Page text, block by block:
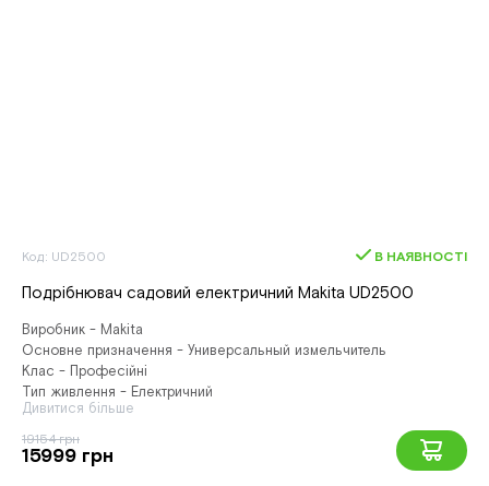
Код: UD2500 В НАЯВНОСТІ
Подрібнювач садовий електричний Makita UD2500
Виробник - Makita
Основне призначення - Универсальный измельчитель
Клас - Професійні
Тип живлення - Електричний
Дивитися більше
19154 грн
15999 грн